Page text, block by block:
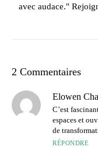
avec audace."
2 Commentaires
Elowen
C’est
espaces et
de
RÉPONDRE